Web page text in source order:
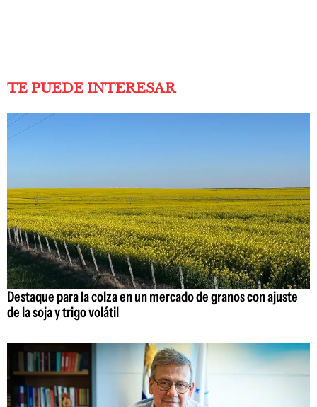
TE PUEDE INTERESAR
Destaque para la colza en un mercado de granos con ajuste
de la soja y trigo volátil